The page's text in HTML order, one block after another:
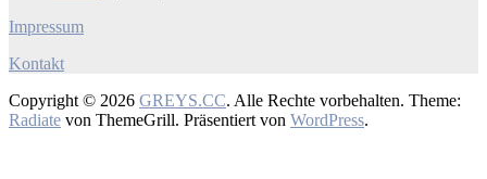
Impressum
Kontakt
Copyright © 2026 GREYS.CC. Alle Rechte vorbehalten. Theme:
Radiate von ThemeGrill. Präsentiert von WordPress.